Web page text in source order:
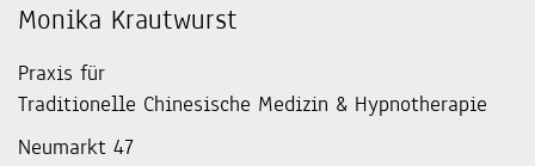
Monika Krautwurst
Praxis für
Traditionelle Chinesische Medizin & Hypnotherapie
Neumarkt 47